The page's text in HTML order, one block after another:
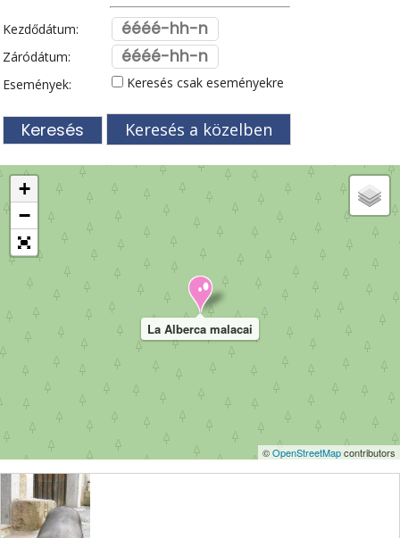
Kezdődátum:
Záródátum:
Események:
Keresés csak eseményekre
Keresés a közelben
La Alberca malacai
+
−
©OpenStreetMapcontributors